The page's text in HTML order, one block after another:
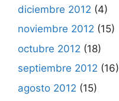
diciembre 2012 (4)
noviembre 2012 (15)
octubre 2012 (18)
septiembre 2012 (16)
agosto 2012 (15)